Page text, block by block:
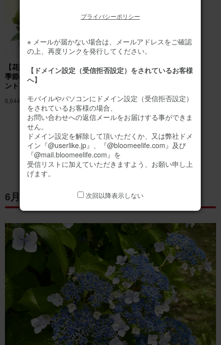
【花瓶不要】バラのみ
季節のお花アレンジメ
ント
6,644円 (税込)
バラのブーケ（20
本） プレミアムロー
11,090円 (税込)
誕生日にオススメの
お花ギフトをもっと見る
6月11日の誕生花「ガクアジサイ」
プライバシーポリシー
※ メールが届かない場合は、メールアドレスをご確認
の上、再度リンクを発行してください。
【ドメイン設定（受信拒否設定）をされているお客様
へ】
モバイルやパソコンにドメイン設定（受信拒否設定）
をされているお客様の場合、
お問い合わせへの返信メールをお届けする事ができま
せん。
ドメイン設定を解除して頂いただくか、又は弊社ドメ
イン『@userlike.jp』、『@bloomeelife.com』及び
『@mail.bloomeelife.com』を
受信リストに加えていただきますよう、お願い申し上
げます。
次回以降表示しない